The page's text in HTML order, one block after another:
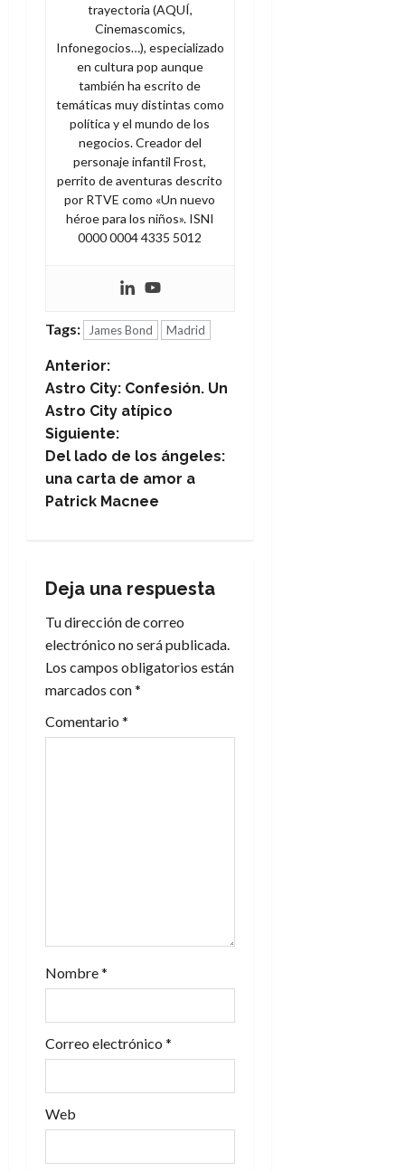
trayectoria (AQUÍ,
Cinemascomics,
Infonegocios…), especializado
en cultura pop aunque
también ha escrito de
temáticas muy distintas como
política y el mundo de los
negocios. Creador del
personaje infantil Frost,
perrito de aventuras descrito
por RTVE como «Un nuevo
héroe para los niños». ISNI
0000 0004 4335 5012
Tags: James Bond Madrid
N
a
v
e
c
i
ó
n
r
a
d
a
s
Anterior:
Astro City: Confesión. Un
Astro City atípico
Siguiente:
Del lado de los ángeles:
una carta de amor a
Patrick Macnee
Deja una respuesta
Tu dirección de correo
electrónico no será publicada.
Los campos obligatorios están
marcados con*
Comentario *
Nombre*
Correo electrónico *
Web